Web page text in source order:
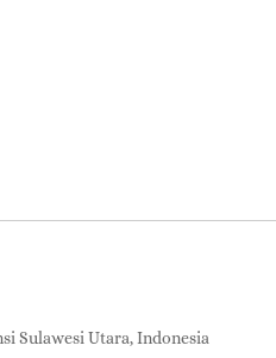
Sulawesi Utara, Indonesia